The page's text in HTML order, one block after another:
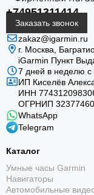
+74951311414
Заказать звонок
zakaz@igarmin.ru
г. Москва,
iGarmin Пункт
7 дней в неделю с
ИП Киселёв
ИНН
ОГРНИП
WhatsApp
Telegram
Каталог
Умные часы Garmin
Навигаторы
Автомобильные